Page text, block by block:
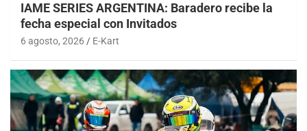
IAME SERIES ARGENTINA: Baradero recibe la
fecha especial con Invitados
6 agosto, 2026 E-Kart